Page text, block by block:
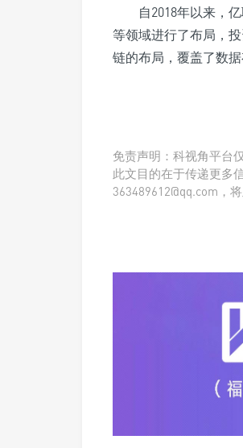
自2018年以来，
等领域进行了布局，
链的布局，覆盖了数
免责声明：科视角平台
此文目的在于传递更多
363489612@qq.com，